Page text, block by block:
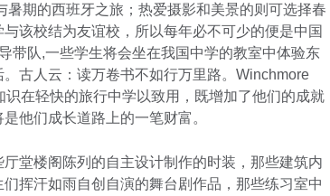
期的西班牙之旅；热爱摄影和美景的则可选择春
该校结为友谊校，所以每年必不可少的便是中国
带队,一些学生将会坐在我国中学的教室中体验东
古人云：读万卷书不如行万里路。Winchmore
在轻快的旅行中学以致用，既增加了他们的成就
他们成长道路上的一笔财富。
堂楼阁陈列的自主设计制作的时装，那些建筑内
挥汗如雨自创自演的舞台剧作品，那些练习室中